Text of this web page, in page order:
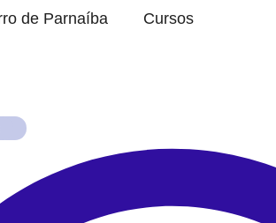
de Parnaíba Cursos